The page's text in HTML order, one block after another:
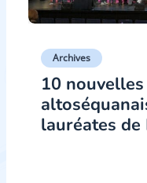
Archives
10
lauréates de